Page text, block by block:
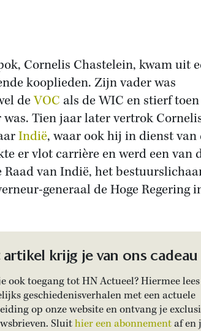
Cornelis Chastelein, kwam uit
kooplieden. Zijn vader was
deVOC als de WIC en stierf toen
was. Tien jaar later vertrok
Indië, waar ook hij in dienst van
er vlot carrière en werd een van
Raad van Indië, het
generaal de Hoge Regering
krijg je van ons cadeau
ook toegang tot HN Actueel? Hiermee
geschiedenisverhalen met een actuele
op onze website en ontvang je
Sluithier een abonnementaf en